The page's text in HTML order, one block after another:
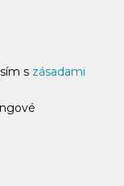
s zásadami